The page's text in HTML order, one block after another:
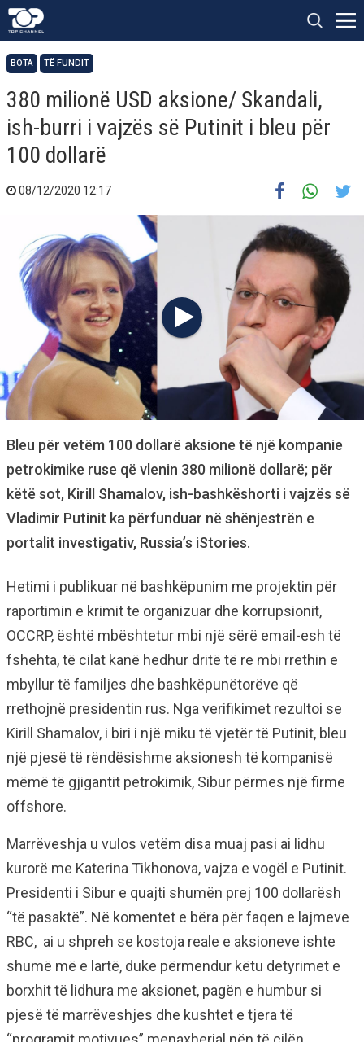
BOTA TË FUNDIT
380 milionë USD aksione/ Skandali,
ish-burri i vajzës së Putinit i bleu për
100 dollarë
08/12/2020 12:17
Bleu për vetëm 100 dollarë aksione të një kompanie
petrokimike ruse që vlenin 380 milionë dollarë; për
këtë sot, Kirill Shamalov, ish-bashkëshorti i vajzës së
Vladimir Putinit ka përfunduar në shënjestrën e
portalit investigativ, Russia’s iStories.
Hetimi i publikuar në bashkëpunim me projektin për
raportimin e krimit te organizuar dhe korrupsionit,
OCCRP, është mbështetur mbi një sërë email-esh të
fshehta, të cilat kanë hedhur dritë të re mbi rrethin e
mbyllur të familjes dhe bashkëpunëtorëve që
rrethojnë presidentin rus. Nga verifikimet rezultoi se
Kirill Shamalov, i biri i një miku të vjetër të Putinit, bleu
një pjesë të rëndësishme aksionesh të kompanisë
mëmë të gjigantit petrokimik, Sibur përmes një firme
offshore.
Marrëveshja u vulos vetëm disa muaj pasi ai lidhu
kurorë me Katerina Tikhonova, vajza e vogël e Putinit.
Presidenti i Sibur e quajti shumën prej 100 dollarësh
“të pasaktë”. Në komentet e bëra për faqen e lajmeve
RBC, ai u shpreh se kostoja reale e aksioneve ishte
shumë më e lartë, duke përmendur këtu detyrimet e
borxhit të lidhura me aksionet, pagën e humbur si
pjesë të marrëveshjes dhe kushtet e tjera të